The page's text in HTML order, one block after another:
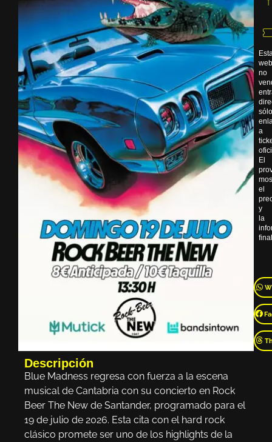
web
no
sólo
a
El
el
y
la
Descripción
Blue Madness regresa con fuerza a la escena
musical de Cantabria con su concierto en Rock
Beer The New de Santander, programado para el
19 de julio de 2026. Esta cita con el hard rock
clásico promete ser uno de los highlights de la